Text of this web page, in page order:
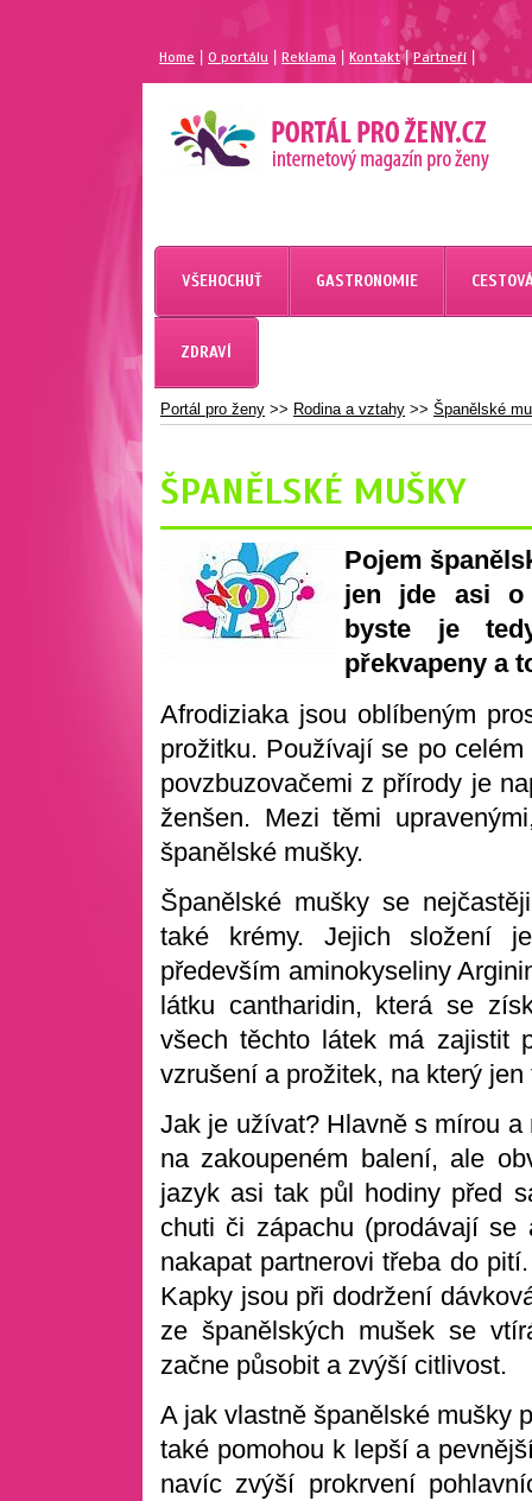
Home |O portálu Reklama Kontakt| Partneří
MAGAZÍN PRO ŽENY
PORTÁL PRO ŽENY.CZ
VŠEHOCHUŤ GASTRONOMIE
ZDRAVÍ
Portál pro ženy >> Rodina a vztahy >> Španělské
ŠPANĚLSKÉ MUŠKY
Pojem
jen jde asi o
byste je
překvapeny a
Afrodiziaka jsou oblíbeným
prožitku. Používají se po
povzbuzovačemi z přírody je
ženšen. Mezi těmi
španělské mušky.
Španělské mušky se
také krémy. Jejich složení
především aminokyseliny
látku cantharidin, která se
všech těchto látek má zajistit
vzrušení a prožitek, na který
Jak je užívat? Hlavně s mírou
na zakoupeném balení, ale
jazyk asi tak půl hodiny před
chuti či zápachu (prodávají
nakapat partnerovi třeba do
Kapky jsou při dodržení
ze španělských mušek se
začne působit a zvýší citlivost.
A jak vlastně španělské mušky
také pomohou k lepší a
navíc zvýší prokrvení